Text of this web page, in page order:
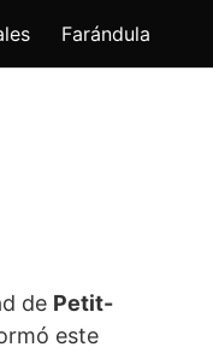
Farándula
de Petit-
este